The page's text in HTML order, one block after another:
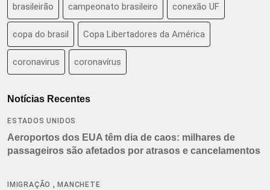
brasileirão campeonato brasileiro conexão UF
copa do brasil Copa Libertadores da América
coronavirus coronavírus
Notícias Recentes
ESTADOS UNIDOS
Aeroportos dos EUA têm dia de caos: milhares de
passageiros são afetados por atrasos e cancelamentos
IMIGRAÇÃO ,MANCHETE